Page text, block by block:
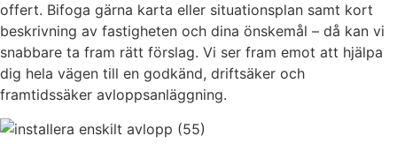
offert. Bifoga gärna karta eller situationsplan samt kort
beskrivning av fastigheten och dina önskemål – då kan vi
snabbare ta fram rätt förslag. Vi ser fram emot att hjälpa
dig hela vägen till en godkänd, driftsäker och
framtidssäker avloppsanläggning.